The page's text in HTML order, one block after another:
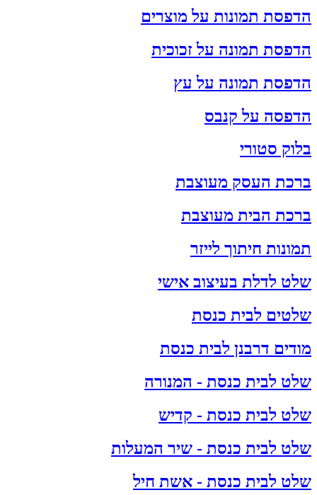
הדפסת תמונות על מוצרים
הדפסת תמונה על זכוכית
הדפסת תמונה על עץ
הדפסה על קנבס
בלוק סטורי
ברכת העסק מעוצבת
ברכת הבית מעוצבת
תמונות חיתוך לייזר
שלט לדלת בעיצוב אישי
שלטים לבית כנסת
מודים דרבנן לבית כנסת
שלט לבית כנסת - המנורה
שלט לבית כנסת - קדיש
שלט לבית כנסת - שיר המעלות
שלט לבית כנסת - אשת חיל